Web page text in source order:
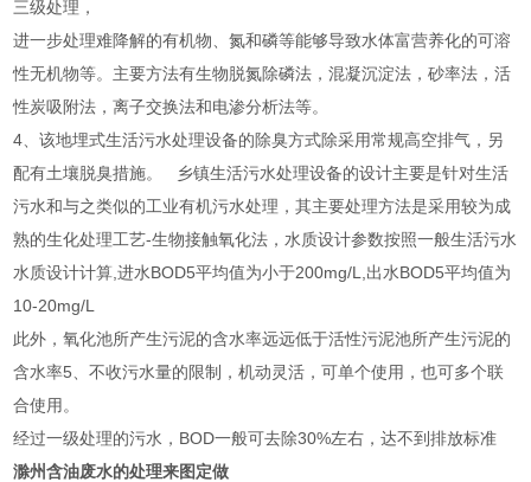
三级处理，
进一步处理难降解的有机物、氮和磷等能够导致水体富营养化的可溶
性无机物等。主要方法有生物脱氮除磷法，混凝沉淀法，砂率法，活
性炭吸附法，离子交换法和电渗分析法等。
4、该地埋式生活污水处理设备的除臭方式除采用常规高空排气，另
配有土壤脱臭措施。 乡镇生活污水处理设备的设计主要是针对生活
污水和与之类似的工业有机污水处理，其主要处理方法是采用较为成
熟的生化处理工艺-生物接触氧化法，水质设计参数按照一般生活污水
水质设计计算,进水BOD5平均值为小于200mg/L,出水BOD5平均值为
10-20mg/L
此外，氧化池所产生污泥的含水率远远低于活性污泥池所产生污泥的
含水率5、不收污水量的限制，机动灵活，可单个使用，也可多个联
合使用。
经过一级处理的污水，BOD一般可去除30%左右，达不到排放标准
滁州含油废水的处理来图定做